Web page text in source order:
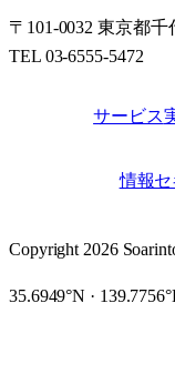
〒101-0032 東京都
TEL 03-6555-5472
SITEサービス
LEGAL情報
Copyright 2026
35.6949°N ·